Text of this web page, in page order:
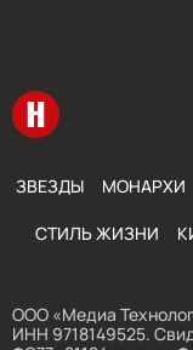
Перейти на главную
ЗВЕЗДЫ МОНАРХИ
СТИЛЬ ЖИЗНИ
ООО «Медиа
ИНН 9718149525.